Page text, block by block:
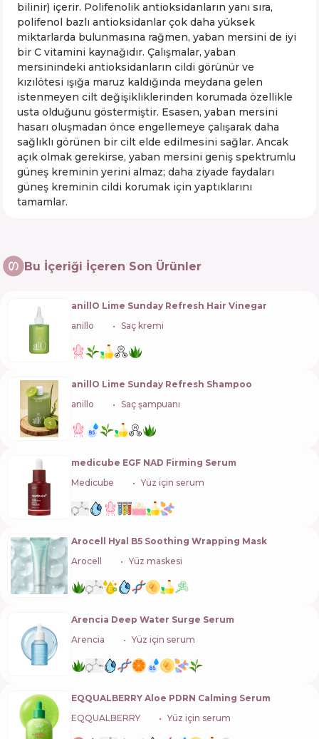
bilinir) içerir. Polifenolik antioksidanların yanı sıra,
polifenol bazlı antioksidanlar çok daha yüksek
miktarlarda bulunmasına rağmen, yaban mersini de iyi
bir C vitamini kaynağıdır. Çalışmalar, yaban
mersinindeki antioksidanların cildi görünür ve
kızılötesi ışığa maruz kaldığında meydana gelen
istenmeyen cilt değişikliklerinden korumada özellikle
usta olduğunu göstermiştir. Esasen, yaban mersini
hasarı oluşmadan önce engellemeye çalışarak daha
sağlıklı görünen bir cilt elde edilmesini sağlar. Ancak
açık olmak gerekirse, yaban mersini geniş spektrumlu
güneş kreminin yerini almaz; daha ziyade faydaları
güneş kreminin cildi korumak için yaptıklarını
tamamlar.
Bu İçeriği İçeren Son Ürünler
anillO Lime Sunday Refresh Hair Vinegar
anillo
Saç kremi
anillO Lime Sunday Refresh Shampoo
anillo
Saç şampuanı
medicube EGF NAD Firming Serum
Medicube
Yüz için serum
Arocell Hyal B5 Soothing Wrapping Mask
Arocell
Yüz maskesi
Arencia Deep Water Surge Serum
Arencia
Yüz için serum
EQQUALBERRY Aloe PDRN Calming Serum
EQQUALBERRY
Yüz için serum